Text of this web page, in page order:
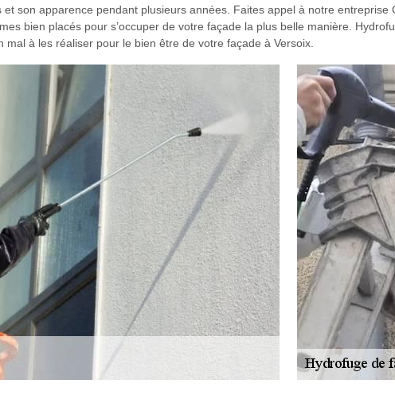
son apparence pendant plusieurs années. Faites appel à notre
bien placés pour s’occuper de votre façade la plus belle manière.
à les réaliser pour le bien être de votre façade à Versoix.